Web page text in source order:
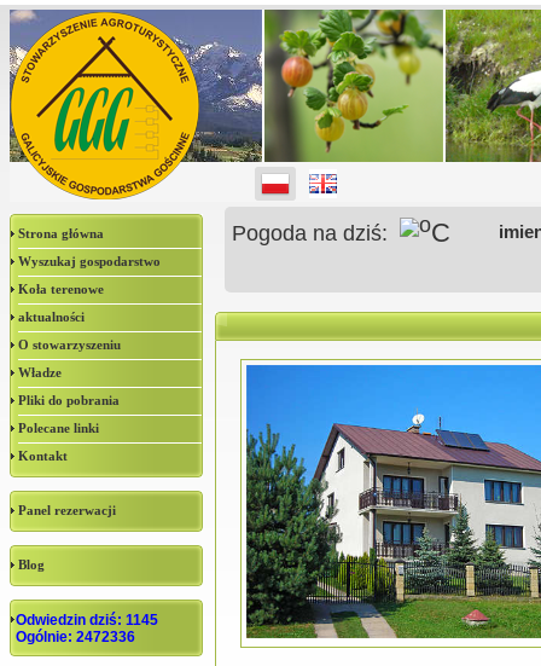
Strona główna
Wyszukaj gospodarstwo
Koła terenowe
aktualności
O stowarzyszeniu
Władze
Pliki do pobrania
Polecane linki
Kontakt
Panel rezerwacji
Blog
Odwiedzin dziś: 1145
Ogólnie: 2472336
Pogoda na dziś: oC